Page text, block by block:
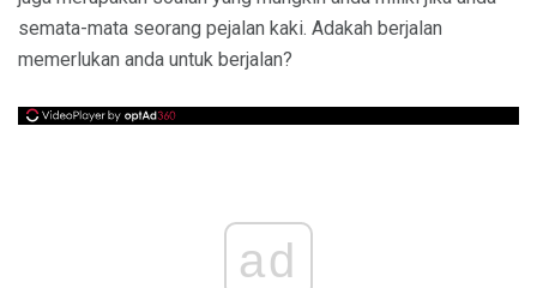
semata-mata seorang pejalan kaki. Adakah berjalan
memerlukan anda untuk berjalan?
ad